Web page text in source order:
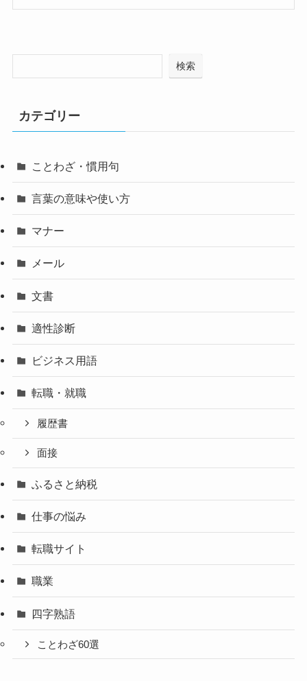
検索
カテゴリー
ことわざ・慣用句
言葉の意味や使い方
マナー
メール
文書
適性診断
ビジネス用語
転職・就職
履歴書
面接
ふるさと納税
仕事の悩み
転職サイト
職業
四字熟語
ことわざ60選